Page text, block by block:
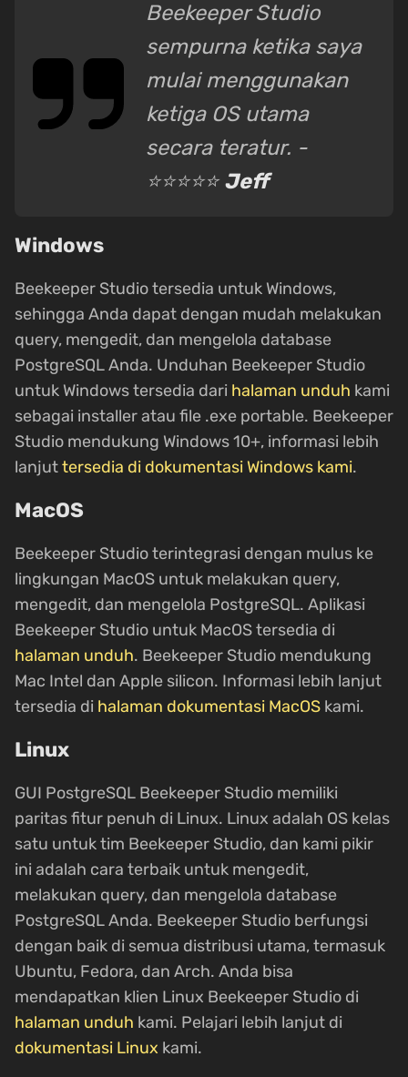
Beekeeper Studio
sempurna ketika saya
mulai menggunakan
ketiga OS utama
secara teratur. -
⭐⭐⭐⭐⭐ Jeff
Windows
Beekeeper Studio tersedia untuk Windows,
sehingga Anda dapat dengan mudah melakukan
query, mengedit, dan mengelola database
PostgreSQL Anda. Unduhan Beekeeper Studio
untuk Windows tersedia dari halaman unduh kami
sebagai installer atau file .exe portable. Beekeeper
Studio mendukung Windows 10+, informasi lebih
lanjuttersedia di dokumentasi Windows kami.
MacOS
Beekeeper Studio terintegrasi dengan mulus ke
lingkungan MacOS untuk melakukan query,
mengedit, dan mengelola PostgreSQL. Aplikasi
Beekeeper Studio untuk MacOS tersedia di
halaman unduh. Beekeeper Studio mendukung
Mac Intel dan Apple silicon. Informasi lebih lanjut
tersedia di halaman dokumentasi MacOS kami.
Linux
GUI PostgreSQL Beekeeper Studio memiliki
paritas fitur penuh di Linux. Linux adalah OS kelas
satu untuk tim Beekeeper Studio, dan kami pikir
ini adalah cara terbaik untuk mengedit,
melakukan query, dan mengelola database
PostgreSQL Anda. Beekeeper Studio berfungsi
dengan baik di semua distribusi utama, termasuk
Ubuntu, Fedora, dan Arch. Anda bisa
mendapatkan klien Linux Beekeeper Studio di
halaman unduh kami. Pelajari lebih lanjut di
dokumentasi Linux kami.